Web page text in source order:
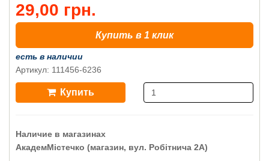
29,00 грн.
Купить в 1 клик
есть в наличии
Артикул: 111456-6236
Купить
Наличие в магазинах
АкадемМістечко (магазин, вул. Робітнича 2А)